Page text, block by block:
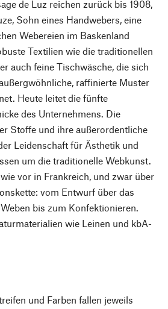
de Luz reichen zurück bis 1908,
Sohn eines Handwebers, eine
Webereien im Baskenland
Textilien wie die traditionellen
auch feine Tischwäsche, die sich
raffinierte Muster
Heute leitet die fünfte
des Unternehmens. Die
Stoffe und ihre außerordentliche
Leidenschaft für Ästhetik und
um die traditionelle Webkunst.
vor in Frankreich, und zwar über
vom Entwurf über das
bis zum Konfektionieren.
wie Leinen und kbA-
und Farben fallen jeweils